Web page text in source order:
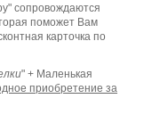
сопровождаются
поможет Вам
карточка по
" + Маленькая
приобретение за